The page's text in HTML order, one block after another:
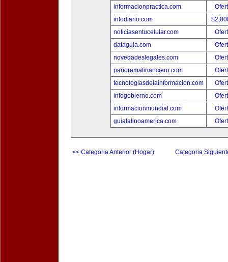
informacionpractica.com
infodiario.com
noticiasentucelular.com
dataguia.com
novedadeslegales.com
panoramafinanciero.com
tecnologiasdelainformacion.com
infogobierno.com
informacionmundial.com
guialatinoamerica.com
<< Categoria Anterior (Hogar) Categoria